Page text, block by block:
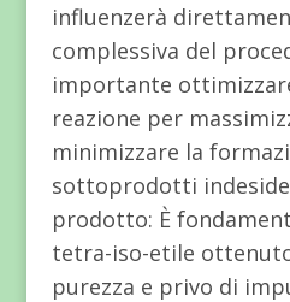
influenzerà
complessiva del
importante
reazione per
minimizzare la
sottoprodotti
prodotto: È
tetra-iso-etile
purezza e privo di